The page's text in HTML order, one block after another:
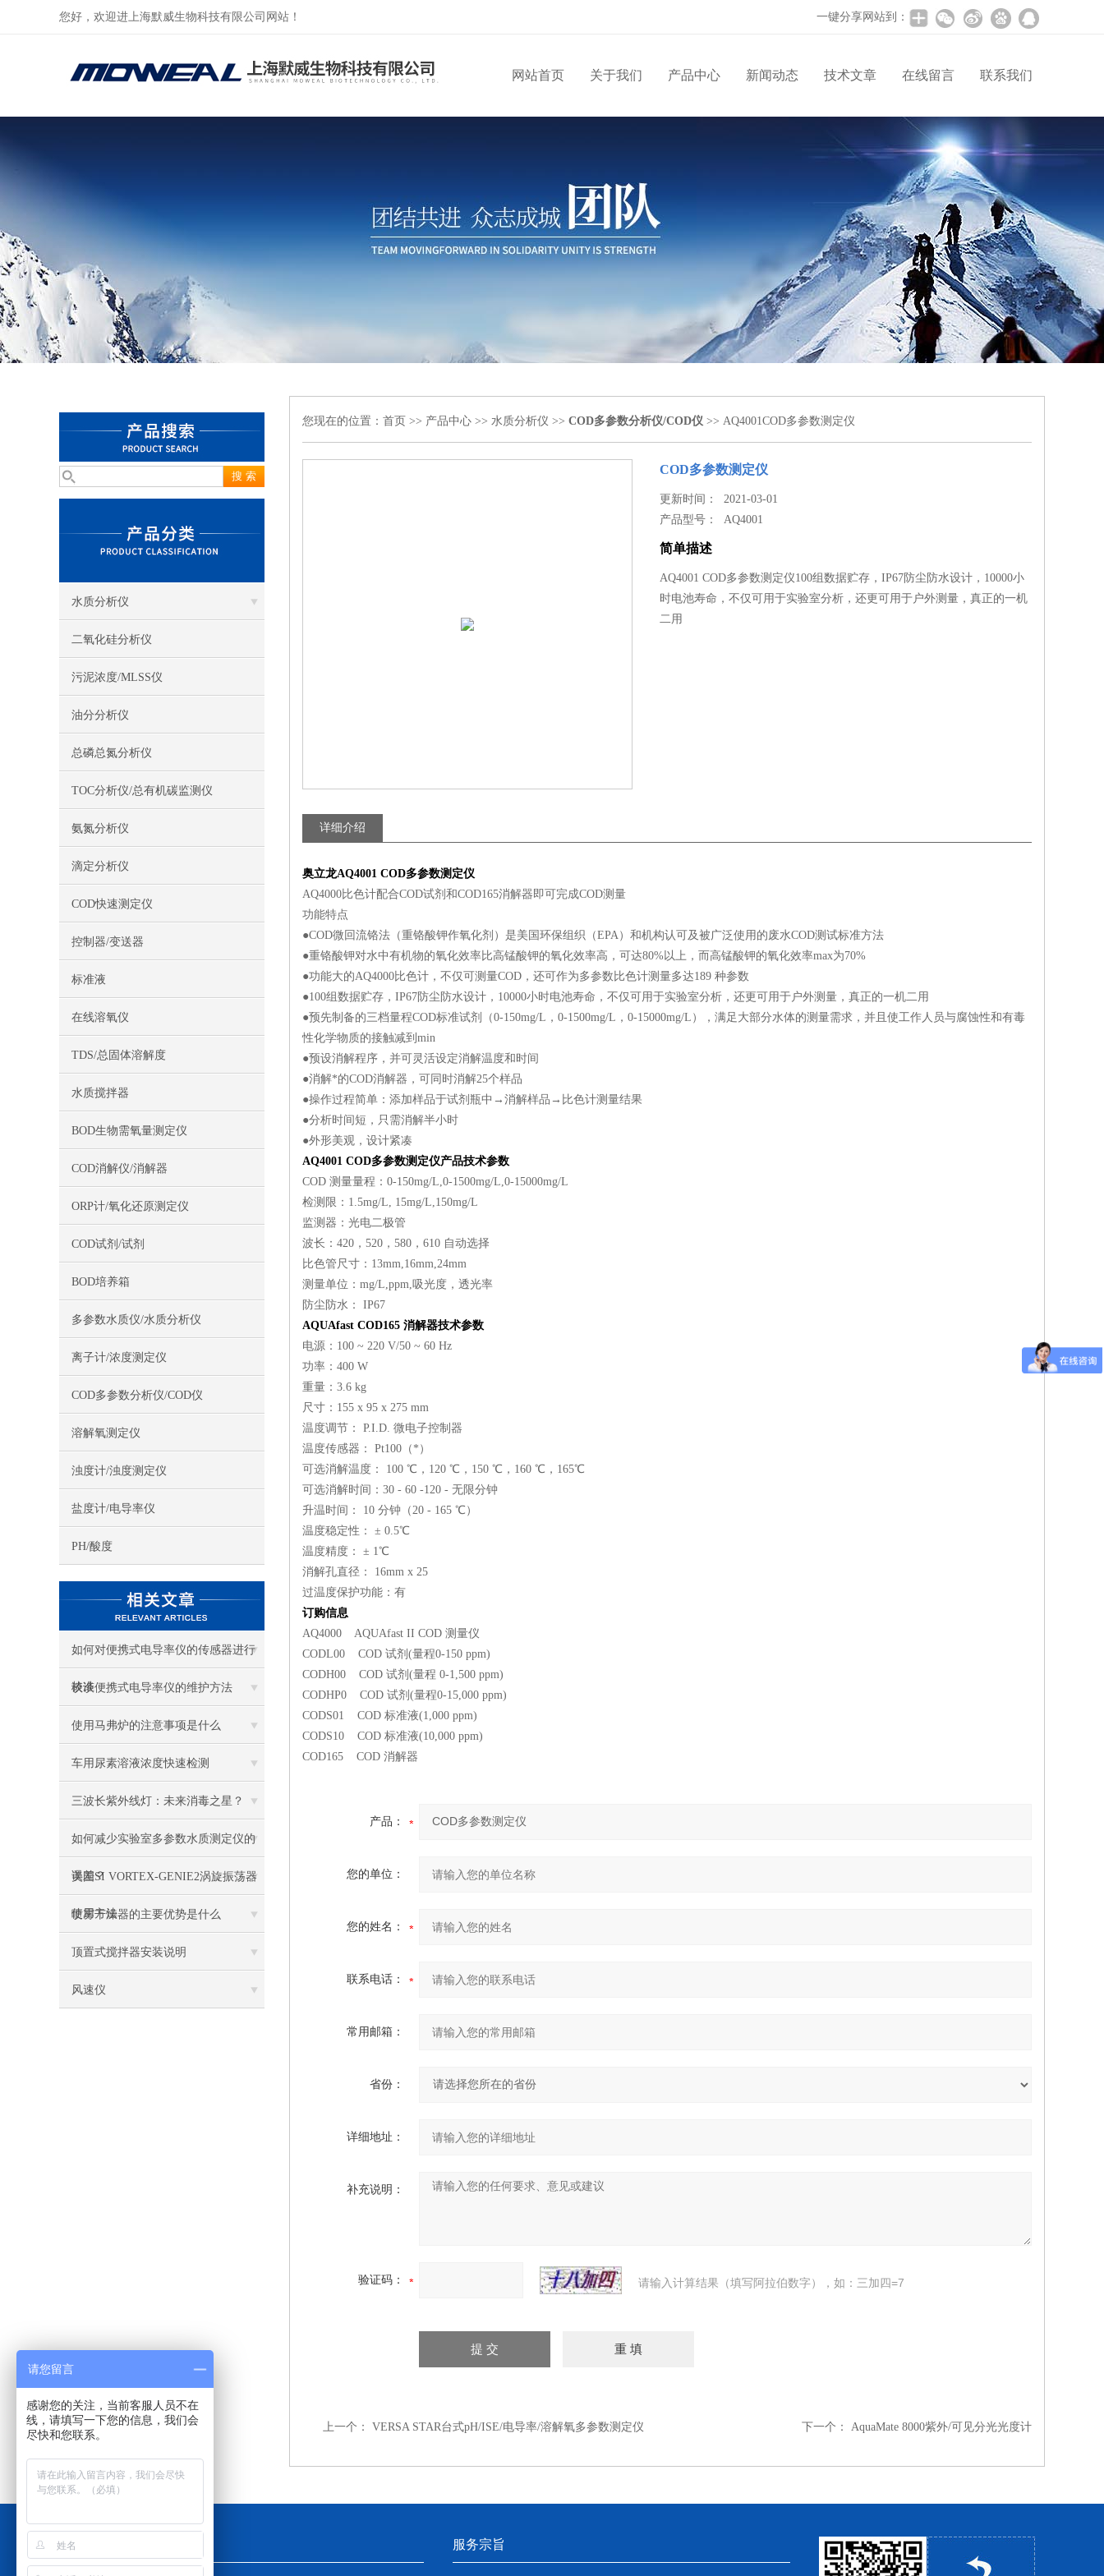
您好，欢迎进上海默威生物科技有限公司网站！ 一键分享网站到：
网站首页 关于我们 产品中心 新闻动态 技术文章 在线留言 联系我们
水质分析仪
二氧化硅分析仪
污泥浓度/MLSS仪
油分分析仪
总磷总氮分析仪
TOC分析仪/总有机碳监测仪
氨氮分析仪
滴定分析仪
COD快速测定仪
控制器/变送器
标准液
在线溶氧仪
TDS/总固体溶解度
水质搅拌器
BOD生物需氧量测定仪
COD消解仪/消解器
ORP计/氧化还原测定仪
COD试剂/试剂
BOD培养箱
多参数水质仪/水质分析仪
离子计/浓度测定仪
COD多参数分析仪/COD仪
溶解氧测定仪
浊度计/浊度测定仪
盐度计/电导率仪
PH/酸度
如何对便携式电导率仪的传感器进行
校准
谈谈便携式电导率仪的维护方法
使用马弗炉的注意事项是什么
车用尿素溶液浓度快速检测
三波长紫外线灯：未来消毒之星？
如何减少实验室多参数水质测定仪的
误差？
美国SI VORTEX-GENIE2涡旋振荡器
使用方法
喷雾干燥器的主要优势是什么
顶置式搅拌器安装说明
风速仪
您现在的位置： 首页 >> 产品中心 >> 水质分析仪 >> COD多参数分析仪/COD仪 >> AQ4001COD多参数测定仪
COD多参数测定仪
更新时间： 2021-03-01
产品型号：AQ4001
简单描述
AQ4001 COD多参数测定仪100组数据贮存，IP67防尘防水设计，10000小
时电池寿命，不仅可用于实验室分析，还更可用于户外测量，真正的一机
二用
详细介绍
奥立龙AQ4001 COD多参数测定仪
AQ4000比色计配合COD试剂和COD165消解器即可完成COD测量
功能特点
●COD微回流铬法（重铬酸钾作氧化剂）是美国环保组织（EPA）和机构认可及被广泛使用的废水COD测试标准方法
●重铬酸钾对水中有机物的氧化效率比高锰酸钾的氧化效率高，可达80%以上，而高锰酸钾的氧化效率max为70%
●功能大的AQ4000比色计，不仅可测量COD，还可作为多参数比色计测量多达189 种参数
●100组数据贮存，IP67防尘防水设计，10000小时电池寿命，不仅可用于实验室分析，还更可用于户外测量，真正的一机二用
●预先制备的三档量程COD标准试剂（0-150mg/L，0-1500mg/L，0-15000mg/L），满足大部分水体的测量需求，并且使工作人员与腐蚀性和有毒
性化学物质的接触减到min
●预设消解程序，并可灵活设定消解温度和时间
●消解*的COD消解器，可同时消解25个样品
●操作过程简单：添加样品于试剂瓶中→消解样品→比色计测量结果
●分析时间短，只需消解半小时
●外形美观，设计紧凑
AQ4001 COD多参数测定仪产品技术参数
COD 测量量程：0-150mg/L,0-1500mg/L,0-15000mg/L
检测限：1.5mg/L, 15mg/L,150mg/L
监测器：光电二极管
波长：420，520，580，610 自动选择
比色管尺寸：13mm,16mm,24mm
测量单位：mg/L,ppm,吸光度，透光率
防尘防水： IP67
AQUAfast COD165 消解器技术参数
电源：100 ~ 220 V/50 ~ 60 Hz
功率：400 W
重量：3.6 kg
尺寸：155 x 95 x 275 mm
温度调节： P.I.D. 微电子控制器
温度传感器： Pt100（*）
可选消解温度： 100 ℃，120 ℃，150 ℃，160 ℃，165℃
可选消解时间：30 - 60 -120 - 无限分钟
升温时间： 10 分钟（20 - 165 ℃）
温度稳定性： ± 0.5℃
温度精度： ± 1℃
消解孔直径： 16mm x 25
过温度保护功能：有
订购信息
AQ4000 AQUAfast II COD 测量仪
CODL00 COD 试剂(量程0-150 ppm)
CODH00 COD 试剂(量程 0-1,500 ppm)
CODHP0 COD 试剂(量程0-15,000 ppm)
CODS01 COD 标准液(1,000 ppm)
CODS10 COD 标准液(10,000 ppm)
COD165 COD 消解器
产品：
您的单位：
您的姓名：
联系电话：
常用邮箱：
省份：
详细地址：
补充说明：
验证码： 请输入计算结果（填写阿拉伯数字），如：三加四=7
上一个： VERSA STAR台式pH/ISE/电导率/溶解氧多参数测定仪 下一个： AquaMate 8000紫外/可见分光光度计
工作时间 服务宗旨
请您留言
感谢您的关注，当前客服人员不在
线，请填写一下您的信息，我们会
尽快和您联系。